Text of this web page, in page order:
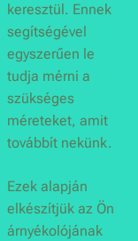
keresztül. Ennek
segítségével
egyszerűen le
tudja mérni a
szükséges
méreteket, amit
továbbít nekünk.
Ezek alapján
elkészítjük az Ön
árnyékolójának